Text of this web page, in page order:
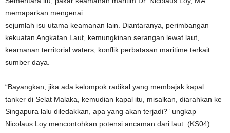
memaparkan mengenai
sejumlah isu utama keamanan lain. Diantaranya, perimbangan
kekuatan Angkatan Laut, kemungkinan serangan lewat laut,
keamanan territorial waters, konflik perbatasan maritime terkait
sumber daya.
“Bayangkan, jika ada kelompok radikal yang membajak kapal
tanker di Selat Malaka, kemudian kapal itu, misalkan, diarahkan ke
Singapura lalu diledakkan, apa yang akan terjadi?” ungkap
Nicolaus Loy mencontohkan potensi ancaman dari laut. (KS04)